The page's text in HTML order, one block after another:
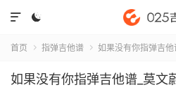


首页  指弹吉他谱  如果没有你指弹吉他
如果没有你指弹吉他谱_莫文